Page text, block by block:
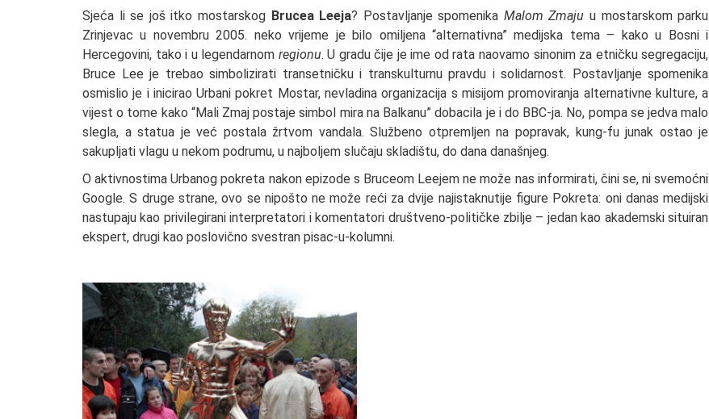
Sjeća li se još itko mostarskog Brucea Leeja? Postavljanje spomenika Malom Zmaju u mostarskom parku
Zrinjevac u novembru 2005. neko vrijeme je bilo omiljena “alternativna” medijska tema – kako u Bosni i
Hercegovini, tako i u legendarnom regionu. U gradu čije je ime od rata naovamo sinonim za etničku segregaciju,
Bruce Lee je trebao simbolizirati transetničku i transkulturnu pravdu i solidarnost. Postavljanje spomenika
osmislio je i inicirao Urbani pokret Mostar, nevladina organizacija s misijom promoviranja alternativne kulture, a
vijest o tome kako “Mali Zmaj postaje simbol mira na Balkanu” dobacila je i do BBC-ja. No, pompa se jedva malo
slegla, a statua je već postala žrtvom vandala. Službeno otpremljen na popravak, kung-fu junak ostao je
sakupljati vlagu u nekom podrumu, u najboljem slučaju skladištu, do dana današnjeg.
O aktivnostima Urbanog pokreta nakon epizode s Bruceom Leejem ne može nas informirati, čini se, ni svemoćni
Google. S druge strane, ovo se nipošto ne može reći za dvije najistaknutije figure Pokreta: oni danas medijski
nastupaju kao privilegirani interpretatori i komentatori društveno-političke zbilje – jedan kao akademski situiran
ekspert, drugi kao poslovično svestran pisac-u-kolumni.